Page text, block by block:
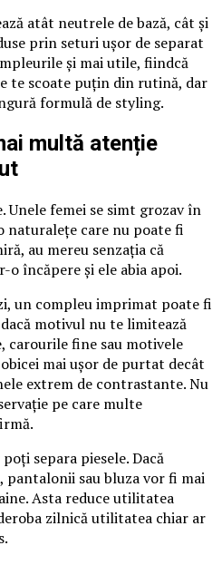
atât neutrele de bază, cât și
prin seturi ușor de separat
și mai utile, fiindcă
te scoate puțin din rutină, dar
formulă de styling.
multă atenție
femei se simt grozav în
naturalețe care nu poate fi
au mereu senzația că
încăpere și ele abia apoi.
un compleu imprimat poate fi
motivul nu te limitează
carourile fine sau motivele
mai ușor de purtat decât
extrem de contrastante. Nu
pe care multe
separa piesele. Dacă
sau bluza vor fi mai
Asta reduce utilitatea
zilnică utilitatea chiar ar